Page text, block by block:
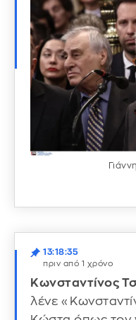
13:18:35
πριν από 1 χρόνο
Κωνσταντίνος
λένε